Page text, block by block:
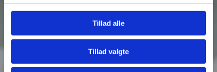
Tillad alle
Tillad valgte